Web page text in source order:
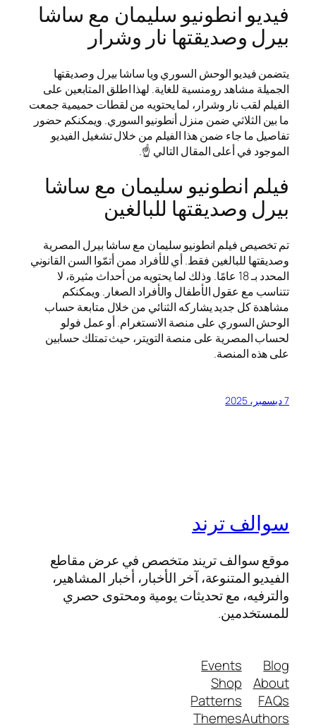
فيديو انطونيو سليمان مع ساشا
بيرل وصديقتها نار وشرار
يتضمن فيديو الوحش السوري ويا ساشا بيرل وصديقتها
الجميلة مشاهد رومنسية للغاية. لهذا اطلق المتابعين على
الفيلم لقب نار وشرار، لما يحتويه من لقطات حميمية جمعت
ما بين الثلاثي ضمن منزل أنطونيو السوري. ويمكنكم حضور
تفاصيل ما جاء ضمن هذا الفيلم من خلال تشغيل الفيديو
الموجود في أعلى المقال التالي ☝️.
فيلم انطونيو سليمان مع ساشا
بيرل وصديقتها للبالغين
تم تخصيص فيلم انطونيو سليمان مع ساشا بيرل المصرية
وصديقتها للبالغين فقط. أي للأفراد ممن أتمّوا السن القانوني
المحدد بـ 18 عامًا. وذلك لما يحتويه من أحداث مثيرة، لا
تتناسب مع عقول الأطفال والأفراد الصغار. ويمكنكم
مشاهدة كل جديد يشاركه الثنائي من خلال متابعة حساب
الوحش السوري على منصة الانستغرام. أو عمل فولو
لحساب المصرية على منصة التويتر، حيث تمتلك حسابين
على هذه المنصة.
7 ديسمبر، 2025
سوالف ترند
موقع سوالف تريند متخصص في عرض مقاطع
الفيديو المتنوعة، آخر الأخبار، أخبار المشاهير،
والترفيه، مع تحديثات يومية ومحتوى حصري
للمستخدمين.
Blog
About
FAQs
Authors
Events
Shop
Patterns
Themes